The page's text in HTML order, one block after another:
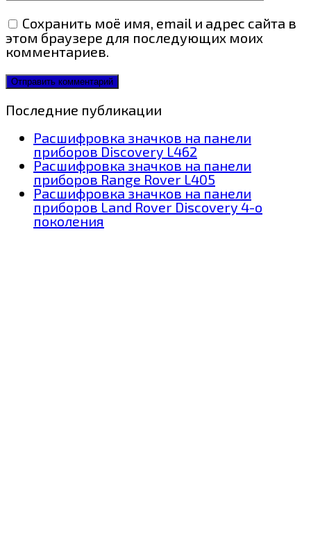
Сохранить моё имя, email и адрес сайта в
этом браузере для последующих моих
комментариев.
Последние публикации
Расшифровка значков на панели
приборов Discovery L462
Расшифровка значков на панели
приборов Range Rover L405
Расшифровка значков на панели
приборов Land Rover Discovery 4-о
поколения